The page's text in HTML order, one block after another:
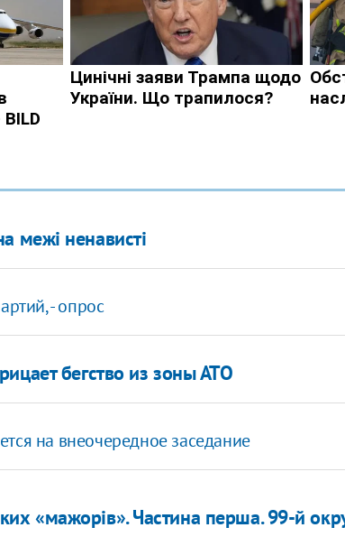
межі ненависті
- опрос
бегство из зоны АТО
на внеочередное заседание
«мажорів». Частина перша. 99-й